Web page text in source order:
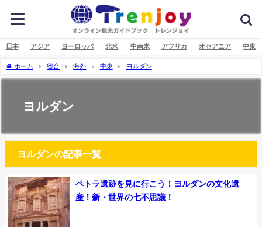
日本 アジア ヨーロッパ 北米 中南米 アフリカ オセアニア 中東
ホーム 総合 海外 中東 ヨルダン
ヨルダン
ヨルダンの記事一覧
ペトラ遺跡を見に行こう！ヨルダンの文化遺
産！新・世界の七不思議！